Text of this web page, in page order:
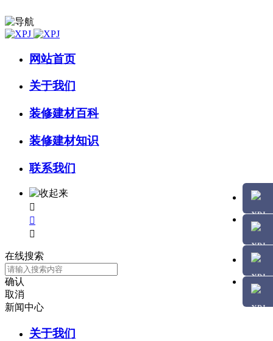
网站首页
关于我们
装修建材百科
装修建材知识
联系我们



在线搜索
确认
取消
新闻中心
关于我们